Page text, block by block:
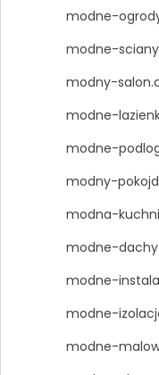
modne-
modne-
modny-
modne-
modne-
modny-
modna-
modne-
modne-
modne-
modne-